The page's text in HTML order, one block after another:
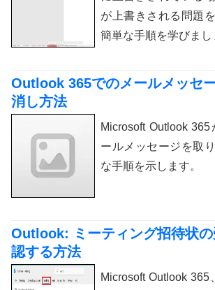
が上書きされる問題
簡単な手順を学びまし
Outlook 365でのメールメッセ
消し方法
Microsoft Outlook
ールメッセージを取
な手順を示します。
Outlook: ミーティング招待状
認する方法
Microsoft Outlook 365